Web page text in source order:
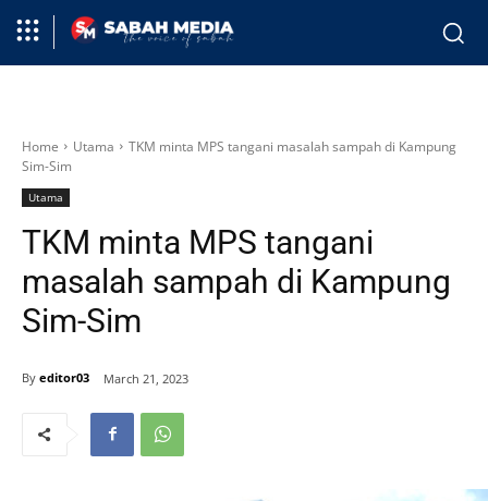
Home Utama
TKM minta MPS tangani masalah sampah di Kampung
Sim-Sim
Utama
TKM minta MPS tangani
masalah sampah di Kampung
Sim-Sim
By editor03 March 21, 2023